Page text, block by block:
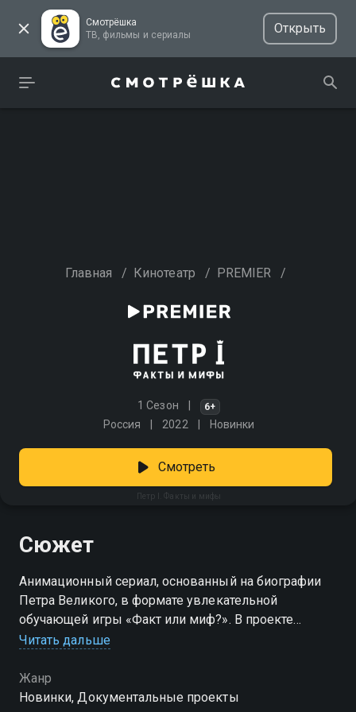
Смотрёшка
ТВ, фильмы и сериалы
Открыть
Главная / Кинотеатр / PREMIER /
1 Сезон 6+
Россия 2022 Новинки
Петр I. Факты и мифы
Смотреть
Сюжет
Анимационный сериал, основанный на биографии
Петра Великого, в формате увлекательной
обучающей игры «Факт или миф?». В проекте
сочетаются реальные и вымышленные моменты из
эпизоды помогают детям разобраться в том, правда
ли, что Петр I увлекался стоматологией, не знал, как
Читать дальше
Жанр
Новинки, Документальные проекты